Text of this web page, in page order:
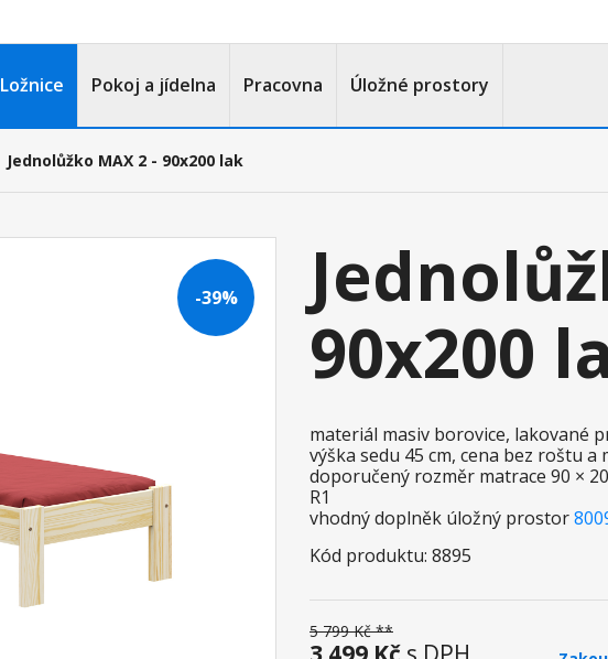
Ložnice Pokoj a jídelna Pracovna Úložné prostory
Jednolůžko MAX 2 - 90x200 lak
-39%
90x200
materiál masiv borovice, lakované
výška sedu 45 cm, cena bez roštu a
doporučený rozměr matrace 90 ×
R1
vhodný doplněk úložný prostor
Kód produktu: 8895
5 799 Kč **